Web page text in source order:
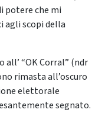
potere che mi
scopi della
“OK Corral” (ndr
rimasta all’oscuro
elettorale
segnato.